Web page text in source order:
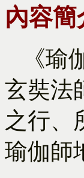
內容簡
《
玄奘法
之行、
瑜伽師